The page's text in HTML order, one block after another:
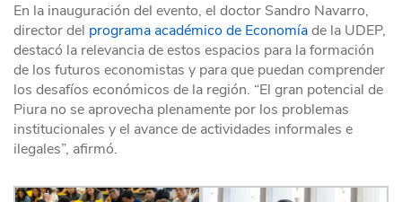
En la inauguración del evento, el doctor Sandro Navarro,
director del programa académico de Economíade la UDEP,
destacó la relevancia de estos espacios para la formación
de los futuros economistas y para que puedan comprender
los desafíos económicos de la región. “El gran potencial de
Piura no se aprovecha plenamente por los problemas
institucionales y el avance de actividades informales e
ilegales”, afirmó.